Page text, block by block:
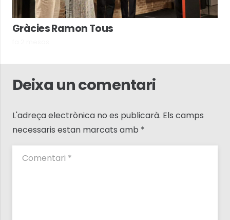
Gràcies Ramon Tous
Deixa un comentari
L'adreça electrònica no es publicarà. Els camps
necessaris estan marcats amb *